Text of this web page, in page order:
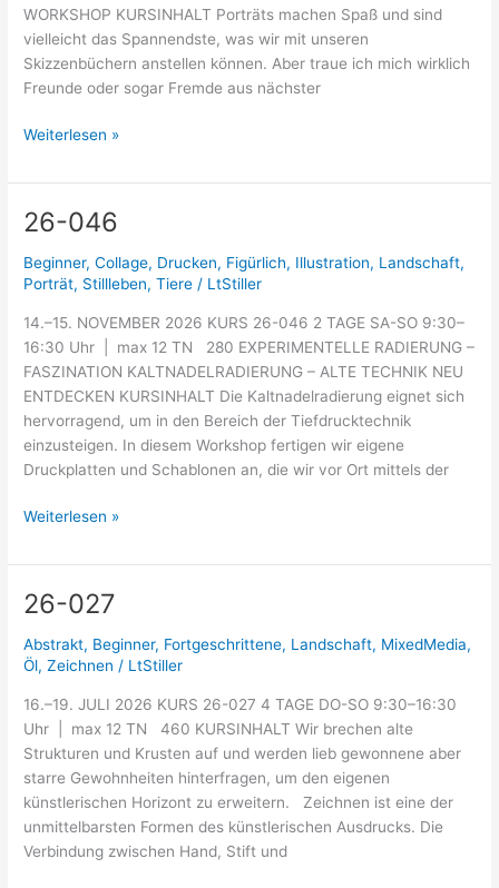
WORKSHOP KURSINHALT Porträts machen Spaß und sind
vielleicht das Spannendste, was wir mit unseren
Skizzenbüchern anstellen können. Aber traue ich mich wirklich
Freunde oder sogar Fremde aus nächster
Weiterlesen »
26-046
Beginner,Collage, Drucken, Figürlich, Illustration, Landschaft,
Porträt, Stillleben,Tiere / LtStiller
14.–15. NOVEMBER 2026 KURS 26-046 2 TAGE SA-SO 9:30–
16:30 Uhr | max 12 TN 280 EXPERIMENTELLE RADIERUNG –
FASZINATION KALTNADELRADIERUNG – ALTE TECHNIK NEU
ENTDECKEN KURSINHALT Die Kaltnadelradierung eignet sich
hervorragend, um in den Bereich der Tiefdrucktechnik
einzusteigen. In diesem Workshop fertigen wir eigene
Druckplatten und Schablonen an, die wir vor Ort mittels der
26-
Weiterlesen »
26-027
Abstrakt, Beginner, Fortgeschrittene, Landschaft, MixedMedia,
Öl,Zeichnen / LtStiller
16.–19. JULI 2026 KURS 26-027 4 TAGE DO-SO 9:30–16:30
Uhr | max 12 TN 460 KURSINHALT Wir brechen alte
Strukturen und Krusten auf und werden lieb gewonnene aber
starre Gewohnheiten hinterfragen, um den eigenen
künstlerischen Horizont zu erweitern. Zeichnen ist eine der
unmittelbarsten Formen des künstlerischen Ausdrucks. Die
Verbindung zwischen Hand, Stift und
26-